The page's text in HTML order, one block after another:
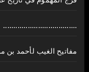
....................................
مفاتيح الغيب لأحمد بن